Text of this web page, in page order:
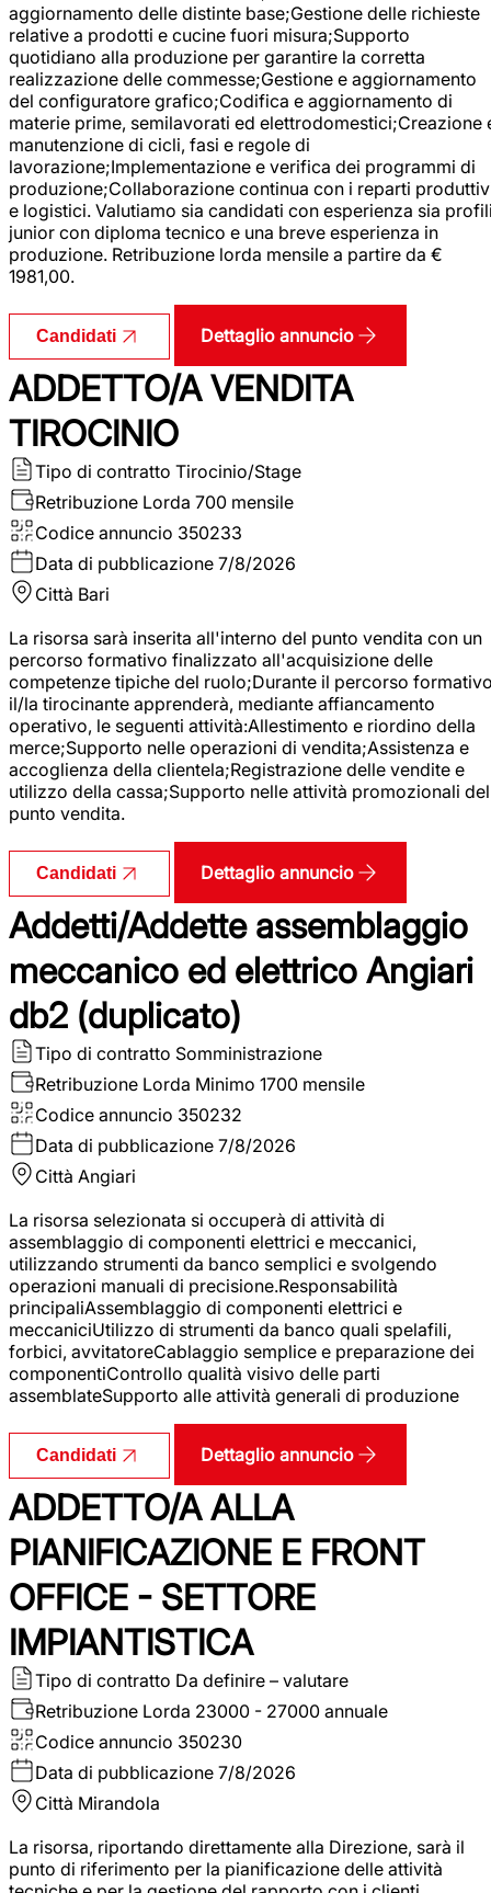
aggiornamento delle distinte base;Gestione delle richieste
relative a prodotti e cucine fuori misura;Supporto
quotidiano alla produzione per garantire la corretta
realizzazione delle commesse;Gestione e aggiornamento
del configuratore grafico;Codifica e aggiornamento di
materie prime, semilavorati ed elettrodomestici;Creazione
manutenzione di cicli, fasi e regole di
lavorazione;Implementazione e verifica dei programmi di
produzione;Collaborazione continua con i reparti
e logistici. Valutiamo sia candidati con esperienza sia
junior con diploma tecnico e una breve esperienza in
produzione. Retribuzione lorda mensile a partire da €
1981,00.
Candidati Dettaglio annuncio
ADDETTO/A VENDITA
TIROCINIO
Tipo di contratto Tirocinio/Stage
Retribuzione Lorda 700 mensile
Codice annuncio 350233
Data di pubblicazione 7/8/2026
Città Bari
La risorsa sarà inserita all'interno del punto vendita con un
percorso formativo finalizzato all'acquisizione delle
competenze tipiche del ruolo;Durante il percorso
il/la tirocinante apprenderà, mediante affiancamento
operativo, le seguenti attività:Allestimento e riordino della
merce;Supporto nelle operazioni di vendita;Assistenza e
accoglienza della clientela;Registrazione delle vendite e
utilizzo della cassa;Supporto nelle attività promozionali del
punto vendita.
Candidati Dettaglio annuncio
Addetti/Addette assemblaggio
meccanico ed elettrico Angiari
db2 (duplicato)
Tipo di contratto Somministrazione
Retribuzione Lorda Minimo 1700 mensile
Codice annuncio 350232
Data di pubblicazione 7/8/2026
Città Angiari
La risorsa selezionata si occuperà di attività di
assemblaggio di componenti elettrici e meccanici,
utilizzando strumenti da banco semplici e svolgendo
operazioni manuali di precisione.Responsabilità
principaliAssemblaggio di componenti elettrici e
meccaniciUtilizzo di strumenti da banco quali spelafili,
forbici, avvitatoreCablaggio semplice e preparazione dei
componentiControllo qualità visivo delle parti
assemblateSupporto alle attività generali di produzione
Candidati Dettaglio annuncio
ADDETTO/A ALLA
PIANIFICAZIONE E FRONT
OFFICE - SETTORE
IMPIANTISTICA
Tipo di contratto Da definire – valutare
Retribuzione Lorda 23000 - 27000 annuale
Codice annuncio 350230
Data di pubblicazione 7/8/2026
Città Mirandola
La risorsa, riportando direttamente alla Direzione, sarà il
punto di riferimento per la pianificazione delle attività